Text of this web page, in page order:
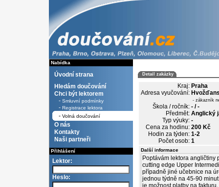
Nabídka
Úvodní strana
Hledám doučování
Chci být lektorem
- Smluvní podmínky
- Registrace lektora
- Volná doučování
O nás
Kontakty
Naši partneři
Přihlášení
Lektor:
Heslo:
Detail zakázky
Kraj: Praha
Adresa vyučování:
- zákazník
Škola / ročník: - / -
Předmět: Anglický
Typ výuky: -
Cena za hodinu: 200 Kč
Hodin za týden: 1-2
Počet osob: 1
Další informace